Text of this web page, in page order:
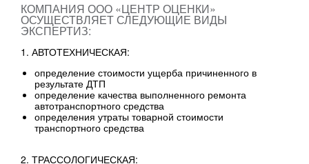
КОМПАНИЯ ООО «ЦЕНТР ОЦЕНКИ»
ОСУЩЕСТВЛЯЕТ СЛЕДУЮЩИЕ ВИДЫ
ЭКСПЕРТИЗ:
1. АВТОТЕХНИЧЕСКАЯ:
определение стоимости ущерба причиненного в
результате ДТП
определение качества выполненного ремонта
автотранспортного средства
определения утраты товарной стоимости
транспортного средства
2. ТРАССОЛОГИЧЕСКАЯ: